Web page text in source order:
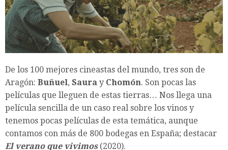
De los 100 mejores cineastas del mundo, tres son de
Aragón: Buñuel, Saura y Chomón. Son pocas las
películas que lleguen de estas tierras… Nos llega una
película sencilla de un caso real sobre los vinos y
tenemos pocas películas de esta temática, aunque
contamos con más de 800 bodegas en España; destacar
El verano que vivimos(2020).